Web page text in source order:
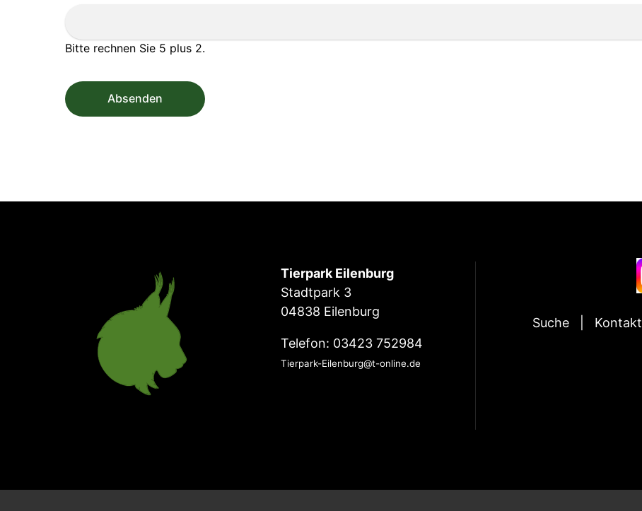
Bitte rechnen Sie 5 plus 2.
Absenden
Tierpark Eilenburg
Stadtpark 3
04838 Eilenburg
Telefon: 03423 752984
Tierpark-Eilenburg@t-online.de
Suche Kontakt